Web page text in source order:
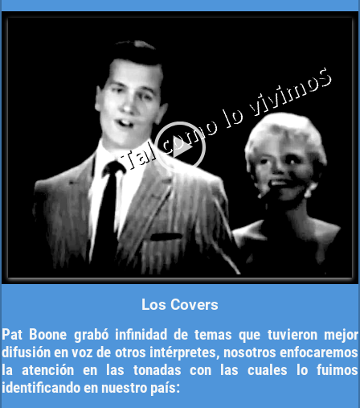
Los Covers
Pat Boone grabó infinidad de temas que tuvieron mejor
difusión en voz de otros intérpretes, nosotros enfocaremos
la atención en las tonadas con las cuales lo fuimos
identificando en nuestro país: